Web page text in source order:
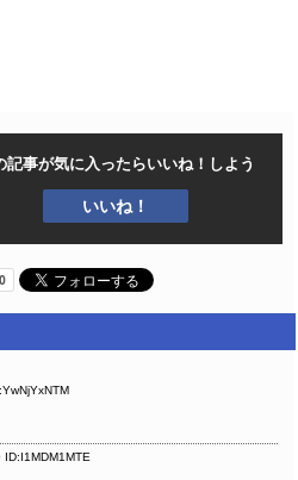
記事が気に入ったらいいね！しよう
いいね！
ID:I1MDM1MTE